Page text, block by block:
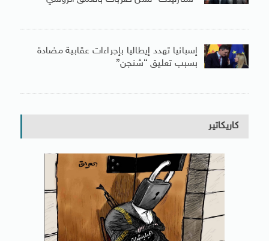
إسبانيا تهدد إيطاليا بإجراءات عقابية مضادة
بسبب تعليق “شنجن”
كاريكاتير